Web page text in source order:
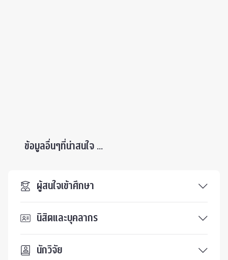
ข้อมูลอื่นๆที่น่าสนใจ ...
ผู้สนใจเข้าศึกษา
นิสิตและบุคลากร
นักวิจัย